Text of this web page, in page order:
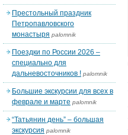
Престольный праздник
Петропавловского
монастыря palomnik
Поездки по России 2026 –
специально для
дальневосточников ! palomnik
Большие экскурсии для всех в
феврале и марте palomnik
“Татьянин день” – большая
экскурсия palomnik